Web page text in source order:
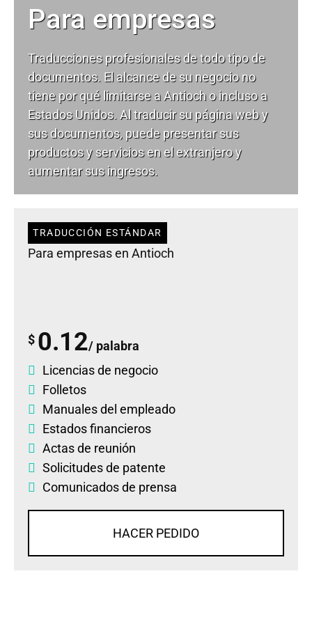
Para empresas
Traducciones profesionales de todo tipo de
documentos. El alcance de su negocio no
tiene por qué limitarse a Antioch o incluso a
Estados Unidos. Al traducir su página web y
sus documentos, puede presentar sus
productos y servicios en el extranjero y
aumentar sus ingresos.
TRADUCCIÓN ESTÁNDAR
Para empresas en Antioch
$ 0.12/ palabra
Licencias de negocio
Folletos
Manuales del empleado
Estados financieros
Actas de reunión
Solicitudes de patente
Comunicados de prensa
HACER PEDIDO